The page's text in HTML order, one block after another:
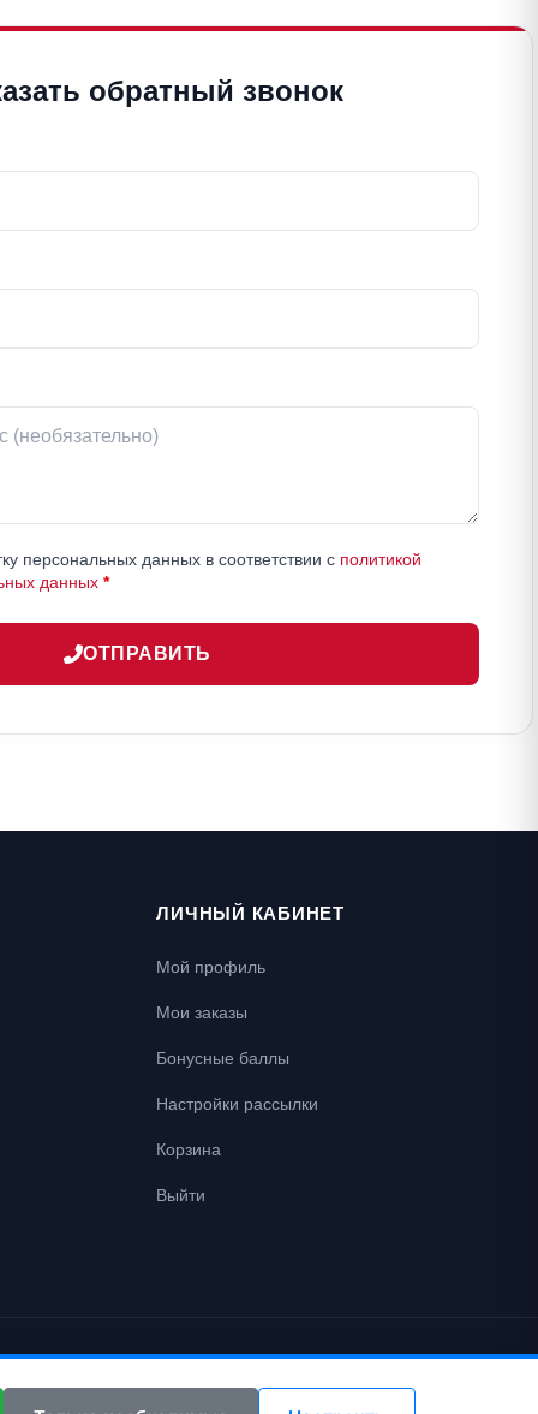
обратный звонок
персональных данных в соответствии с политикой
данных *
ОТПРАВИТЬ
ЛИЧНЫЙ КАБИНЕТ
Мой профиль
Мои заказы
Бонусные баллы
Настройки рассылки
Корзина
Выйти